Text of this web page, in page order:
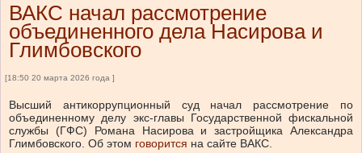
ВАКС начал рассмотрение
объединенного дела Насирова и
Глимбовского
[18:50 20 марта 2026 года ]
Высший антикоррупционный суд начал рассмотрение по
объединенному делу экс-главы Государственной фискальной
службы (ГФС) Романа Насирова и застройщика Александра
Глимбовского. Об этом говорится на сайте ВАКС.